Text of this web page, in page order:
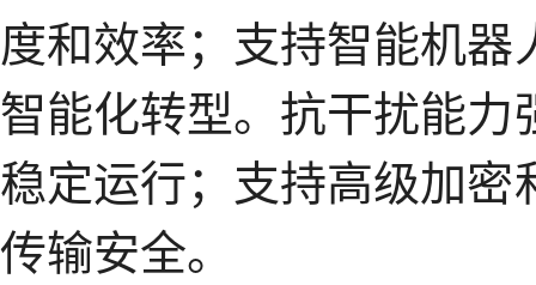
度和效率；支持智能机
智能化转型。抗干扰能
稳定运行；支持高级加
传输安全。